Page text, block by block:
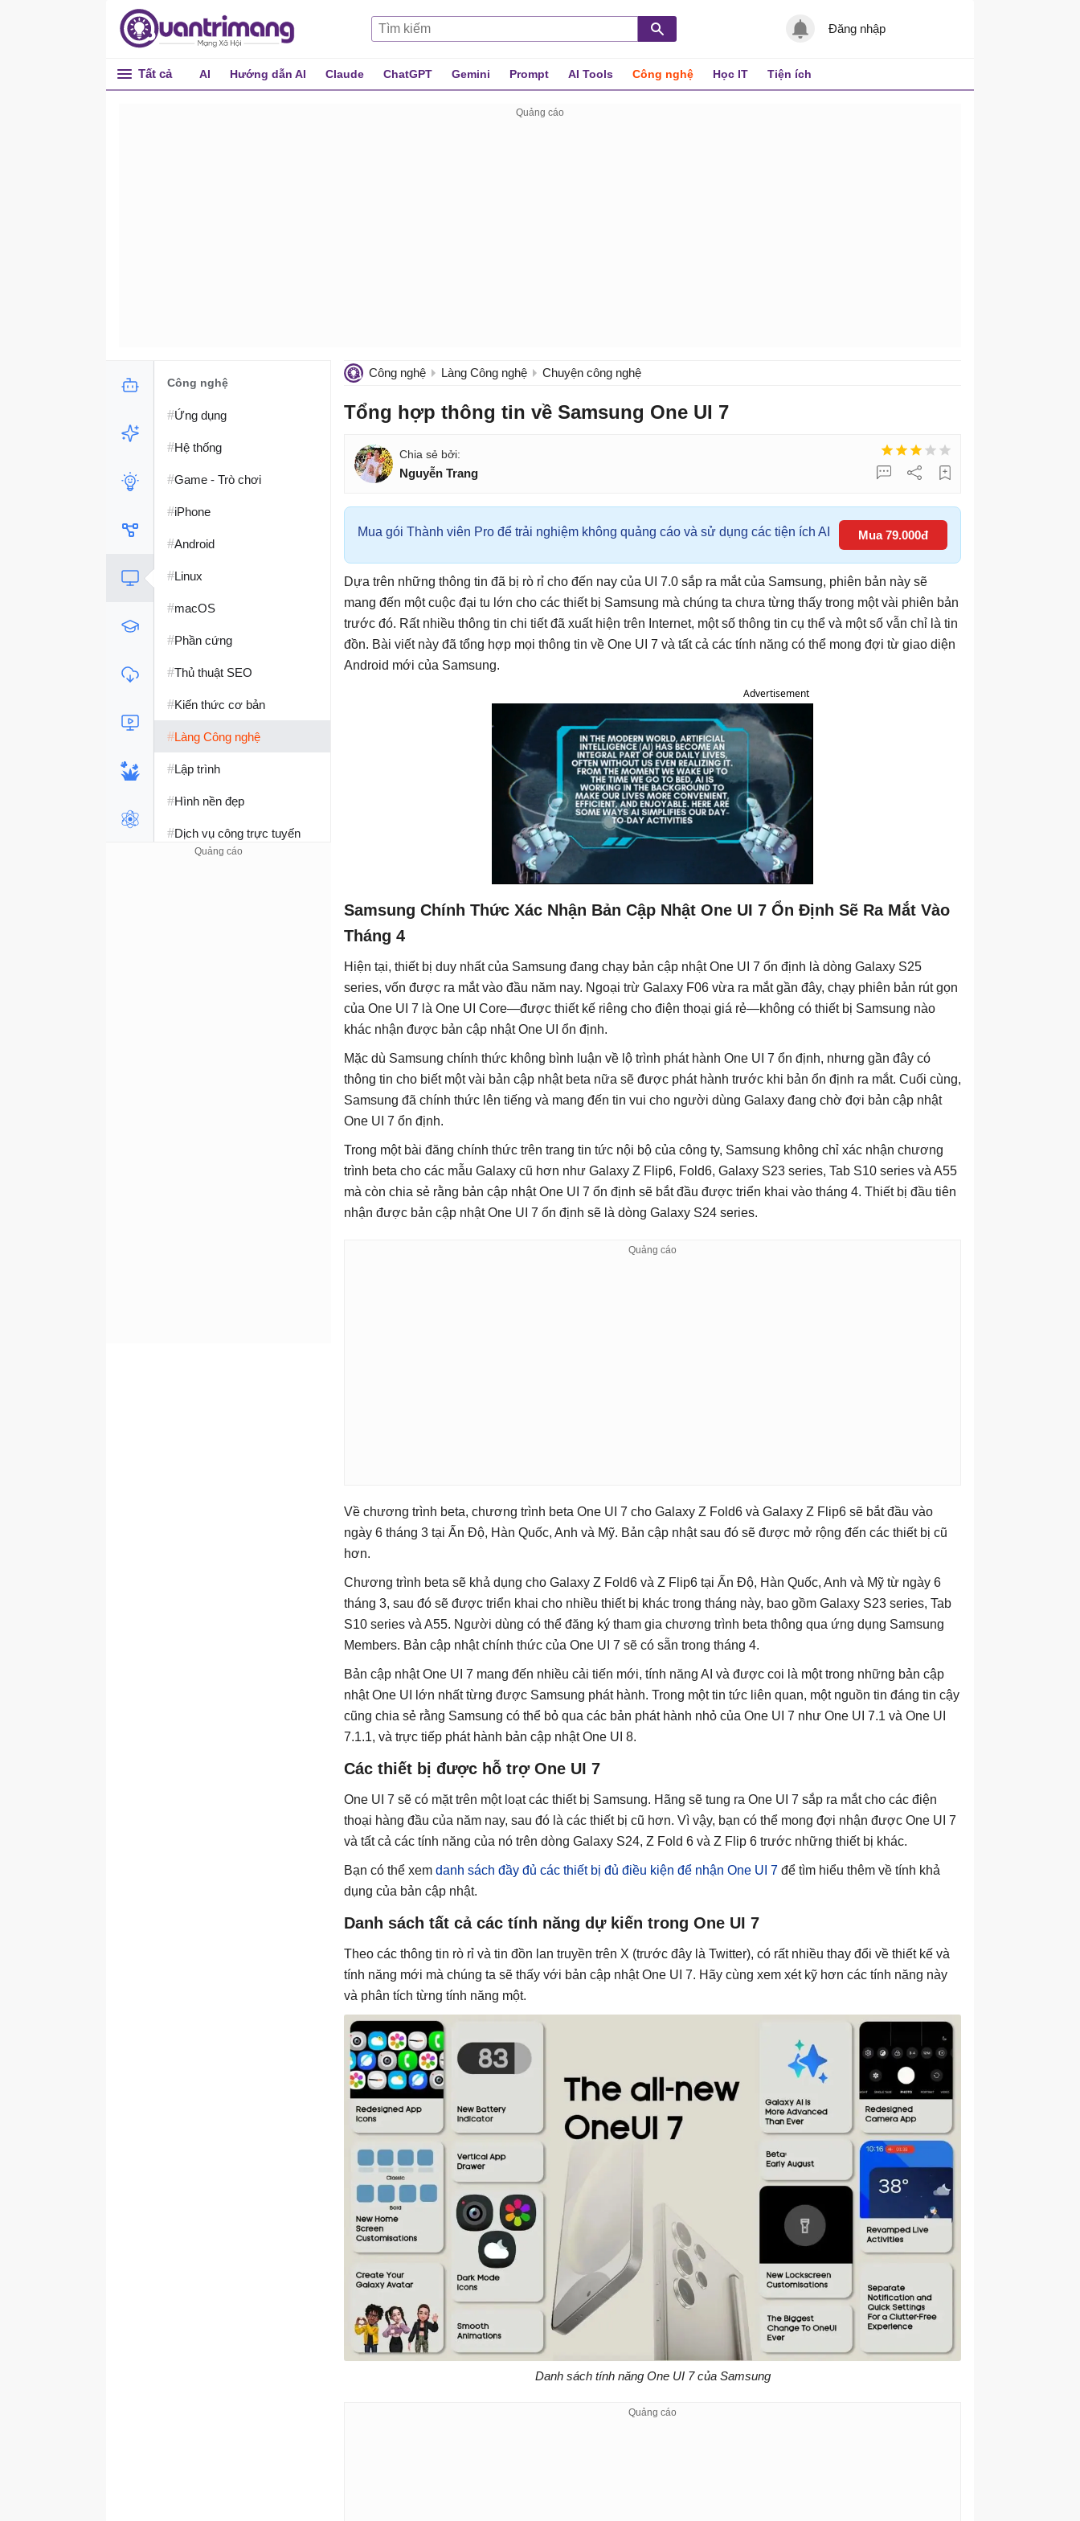
Đăng nhập
Tất cả AI Hướng dẫn AI Claude ChatGPT Gemini Prompt AI Tools Công nghệ Học IT Tiện ích
Công nghệ Làng Công nghệ Chuyện công nghệ
Tổng hợp thông tin về Samsung One UI 7
Nguyễn Trang
Mua gói Thành viên Pro để trải nghiệm không quảng cáo và sử dụng các tiện ích AI Mua 79.000đ
Dựa trên những thông tin đã bị rò rỉ cho đến nay của UI 7.0 sắp ra mắt của Samsung, phiên bản này sẽ
mang đến một cuộc đại tu lớn cho các thiết bị Samsung mà chúng ta chưa từng thấy trong một vài phiên bản
trước đó. Rất nhiều thông tin chi tiết đã xuất hiện trên Internet, một số thông tin cụ thể và một số vẫn chỉ là tin
đồn. Bài viết này đã tổng hợp mọi thông tin về One UI 7 và tất cả các tính năng có thể mong đợi từ giao diện
Android mới của Samsung.
Advertisement
Samsung Chính Thức Xác Nhận Bản Cập Nhật One UI 7 Ổn Định Sẽ Ra Mắt Vào
Tháng 4
Hiện tại, thiết bị duy nhất của Samsung đang chạy bản cập nhật One UI 7 ổn định là dòng Galaxy S25
series, vốn được ra mắt vào đầu năm nay. Ngoại trừ Galaxy F06 vừa ra mắt gần đây, chạy phiên bản rút gọn
của One UI 7 là One UI Core—được thiết kế riêng cho điện thoại giá rẻ—không có thiết bị Samsung nào
khác nhận được bản cập nhật One UI ổn định.
Mặc dù Samsung chính thức không bình luận về lộ trình phát hành One UI 7 ổn định, nhưng gần đây có
thông tin cho biết một vài bản cập nhật beta nữa sẽ được phát hành trước khi bản ổn định ra mắt. Cuối cùng,
Samsung đã chính thức lên tiếng và mang đến tin vui cho người dùng Galaxy đang chờ đợi bản cập nhật
One UI 7 ổn định.
Trong một bài đăng chính thức trên trang tin tức nội bộ của công ty, Samsung không chỉ xác nhận chương
trình beta cho các mẫu Galaxy cũ hơn như Galaxy Z Flip6, Fold6, Galaxy S23 series, Tab S10 series và A55
mà còn chia sẻ rằng bản cập nhật One UI 7 ổn định sẽ bắt đầu được triển khai vào tháng 4. Thiết bị đầu tiên
nhận được bản cập nhật One UI 7 ổn định sẽ là dòng Galaxy S24 series.
Về chương trình beta, chương trình beta One UI 7 cho Galaxy Z Fold6 và Galaxy Z Flip6 sẽ bắt đầu vào
ngày 6 tháng 3 tại Ấn Độ, Hàn Quốc, Anh và Mỹ. Bản cập nhật sau đó sẽ được mở rộng đến các thiết bị cũ
hơn.
Chương trình beta sẽ khả dụng cho Galaxy Z Fold6 và Z Flip6 tại Ấn Độ, Hàn Quốc, Anh và Mỹ từ ngày 6
tháng 3, sau đó sẽ được triển khai cho nhiều thiết bị khác trong tháng này, bao gồm Galaxy S23 series, Tab
S10 series và A55. Người dùng có thể đăng ký tham gia chương trình beta thông qua ứng dụng Samsung
Members. Bản cập nhật chính thức của One UI 7 sẽ có sẵn trong tháng 4.
Bản cập nhật One UI 7 mang đến nhiều cải tiến mới, tính năng AI và được coi là một trong những bản cập
nhật One UI lớn nhất từng được Samsung phát hành. Trong một tin tức liên quan, một nguồn tin đáng tin cậy
cũng chia sẻ rằng Samsung có thể bỏ qua các bản phát hành nhỏ của One UI 7 như One UI 7.1 và One UI
7.1.1, và trực tiếp phát hành bản cập nhật One UI 8.
Các thiết bị được hỗ trợ One UI 7
One UI 7 sẽ có mặt trên một loạt các thiết bị Samsung. Hãng sẽ tung ra One UI 7 sắp ra mắt cho các điện
thoại hàng đầu của năm nay, sau đó là các thiết bị cũ hơn. Vì vậy, bạn có thể mong đợi nhận được One UI 7
và tất cả các tính năng của nó trên dòng Galaxy S24, Z Fold 6 và Z Flip 6 trước những thiết bị khác.
Bạn có thể xem danh sách đầy đủ các thiết bị đủ điều kiện để nhận One UI 7 để tìm hiểu thêm về tính khả
dụng của bản cập nhật.
Danh sách tất cả các tính năng dự kiến trong One UI 7
Theo các thông tin rò rỉ và tin đồn lan truyền trên X (trước đây là Twitter), có rất nhiều thay đổi về thiết kế và
tính năng mới mà chúng ta sẽ thấy với bản cập nhật One UI 7. Hãy cùng xem xét kỹ hơn các tính năng này
và phân tích từng tính năng một.
Danh sách tính năng One UI 7 của Samsung
Công nghệ
#Ứng dụng
#Hệ thống
#Game - Trò chơi
#iPhone
#Android
#Linux
#macOS
#Phần cứng
#Thủ thuật SEO
#Kiến thức cơ bản
#Làng Công nghệ
#Lập trình
#Hình nền đẹp
#Dịch vụ công trực tuyến